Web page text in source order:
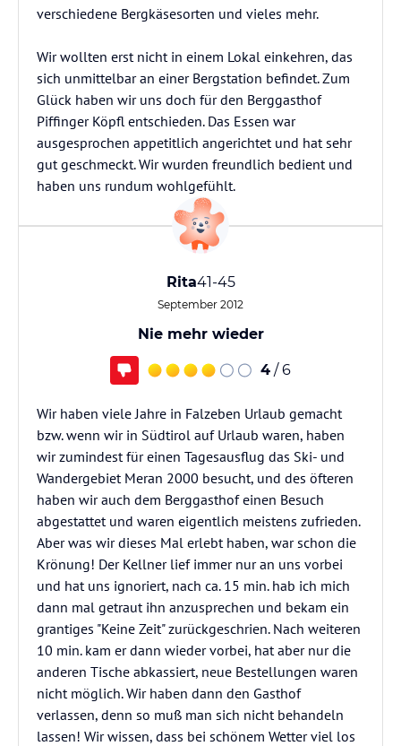
verschiedene Bergkäsesorten und vieles mehr.
Wir wollten erst nicht in einem Lokal einkehren, das
sich unmittelbar an einer Bergstation befindet. Zum
Glück haben wir uns doch für den Berggasthof
Piffinger Köpfl entschieden. Das Essen war
ausgesprochen appetitlich angerichtet und hat sehr
gut geschmeckt. Wir wurden freundlich bedient und
haben uns rundum wohlgefühlt.
Rita41-45
September 2012
Nie mehr wieder
4 / 6
Wir haben viele Jahre in Falzeben Urlaub gemacht
bzw. wenn wir in Südtirol auf Urlaub waren, haben
wir zumindest für einen Tagesausflug das Ski- und
Wandergebiet Meran 2000 besucht, und des öfteren
haben wir auch dem Berggasthof einen Besuch
abgestattet und waren eigentlich meistens zufrieden.
Aber was wir dieses Mal erlebt haben, war schon die
Krönung! Der Kellner lief immer nur an uns vorbei
und hat uns ignoriert, nach ca. 15 min. hab ich mich
dann mal getraut ihn anzusprechen und bekam ein
grantiges "Keine Zeit" zurückgeschrien. Nach weiteren
10 min. kam er dann wieder vorbei, hat aber nur die
anderen Tische abkassiert, neue Bestellungen waren
nicht möglich. Wir haben dann den Gasthof
verlassen, denn so muß man sich nicht behandeln
lassen! Wir wissen, dass bei schönem Wetter viel los